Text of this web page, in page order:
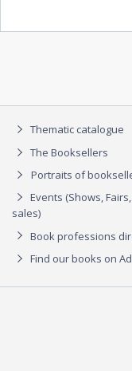
Thematic catalogue
The Booksellers
Portraits of
Events (Shows,
sales)
Book professions
Find our books on